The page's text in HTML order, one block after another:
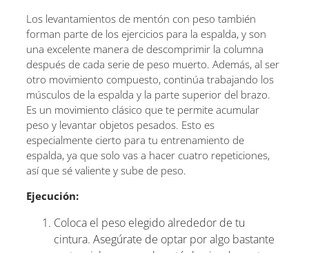
Los levantamientos de mentón con peso también
forman parte de los ejercicios para la espalda, y son
una excelente manera de descomprimir la columna
después de cada serie de peso muerto. Además, al ser
otro movimiento compuesto, continúa trabajando los
músculos de la espalda y la parte superior del brazo.
Es un movimiento clásico que te permite acumular
peso y levantar objetos pesados. Esto es
especialmente cierto para tu entrenamiento de
espalda, ya que solo vas a hacer cuatro repeticiones,
así que sé valiente y sube de peso.
Ejecución:
Coloca el peso elegido alrededor de tu
cintura. Asegúrate de optar por algo bastante